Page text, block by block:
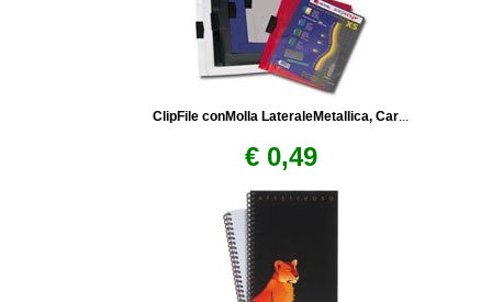
ClipFile conMolla LateraleMetallica, Car...
€ 0,49